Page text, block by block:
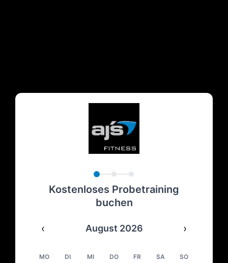
Kostenloses Probetraining
buchen
‹ August 2026 ›
MO DI MI DO FR SA SO